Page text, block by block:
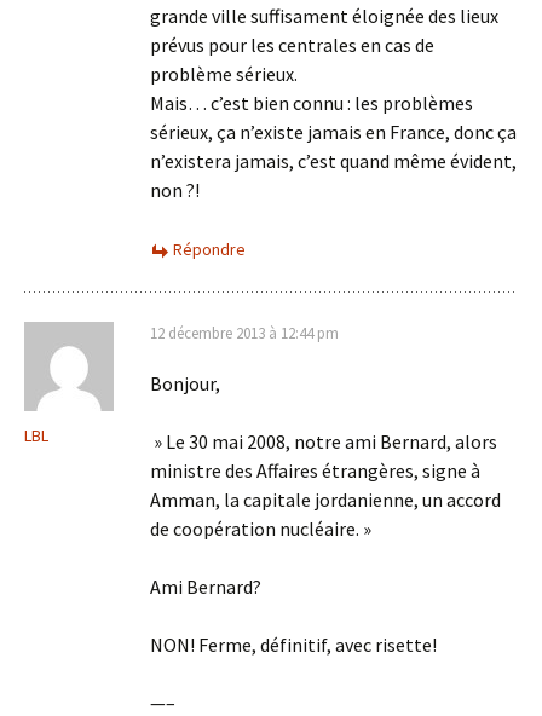
grande ville suffisament éloignée des lieux
prévus pour les centrales en cas de
problème sérieux.
Mais… c’est bien connu : les problèmes
sérieux, ça n’existe jamais en France, donc ça
n’existera jamais, c’est quand même évident,
non ?!
Répondre
LBL
12 décembre 2013 à 12:44 pm
Bonjour,
» Le 30 mai 2008, notre ami Bernard, alors
ministre des Affaires étrangères, signe à
Amman, la capitale jordanienne, un accord
de coopération nucléaire. »
Ami Bernard?
NON! Ferme, définitif, avec risette!
—–